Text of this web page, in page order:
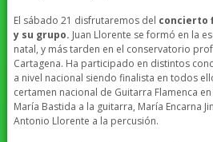
El sábado 21 disfrutaremos del concierto
y su grupo. Juan Llorente se formó en la
natal, y más tarden en el conservatorio
Cartagena. Ha participado en distintos
a nivel nacional siendo finalista en todos
certamen nacional de Guitarra Flamenca
María Bastida a la guitarra, María Encarna
Antonio Llorente a la percusión.